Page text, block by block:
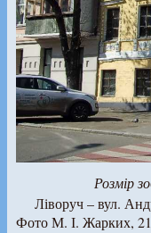
Розмір
Ліворуч – вул.
Фото М. І. Жарких, 21